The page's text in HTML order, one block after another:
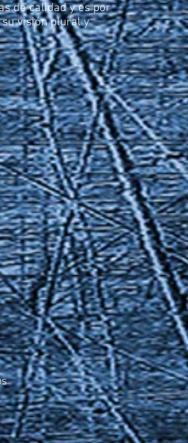
de calidad y es por
visión plural y